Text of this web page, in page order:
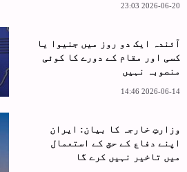
2026-06-20 23:03
آئندہ ایک دو روز میں جنیوا یا
کسی اور مقام کے دورے کا کوئی
منصوبہ نہیں
2026-06-14 14:46
وزارتِ خارجہ کا بیان: ایران
اپنے دفاع کے حق کے استعمال
میں تاخیر نہیں کرے گا